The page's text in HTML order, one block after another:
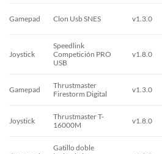
Gamepad Clon Usb SNES v1.3.0
Joystick
Speedlink
Competición PRO
USB
v1.8.0
Gamepad
Thrustmaster
Firestorm Digital
v1.3.0
Joystick
Thrustmaster T-
16000M
v1.8.0
Gatillo doble